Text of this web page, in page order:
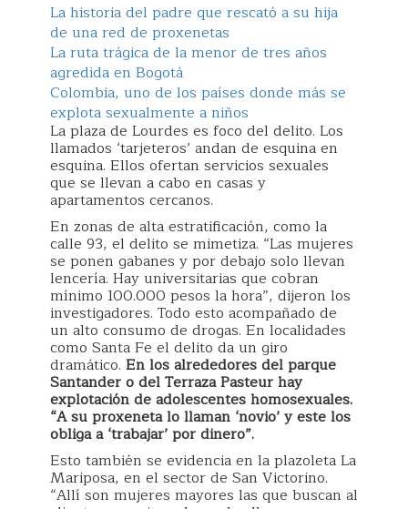
La historia del padre que rescató a su hija
de una red de proxenetas
La ruta trágica de la menor de tres años
agredida en Bogotá
Colombia, uno de los países donde más se
explota sexualmente a niños
La plaza de Lourdes es foco del delito. Los
llamados ‘tarjeteros’ andan de esquina en
esquina. Ellos ofertan servicios sexuales
que se llevan a cabo en casas y
apartamentos cercanos.
En zonas de alta estratificación, como la
calle 93, el delito se mimetiza. “Las mujeres
se ponen gabanes y por debajo solo llevan
lencería. Hay universitarias que cobran
mínimo 100.000 pesos la hora”, dijeron los
investigadores. Todo esto acompañado de
un alto consumo de drogas. En localidades
como Santa Fe el delito da un giro
dramático. En los alrededores del parque
Santander o del Terraza Pasteur hay
explotación de adolescentes homosexuales.
“A su proxeneta lo llaman ‘novio’ y este los
obliga a ‘trabajar’ por dinero”.
Esto también se evidencia en la plazoleta La
Mariposa, en el sector de San Victorino.
“Allí son mujeres mayores las que buscan al